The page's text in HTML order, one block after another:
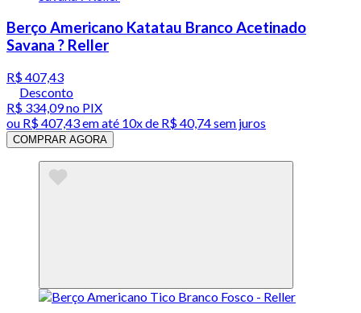
Berço Americano Katatau Branco Acetinado
Savana ? Reller
R$ 407,43
Desconto
R$ 334,09no PIX
ou R$ 407,43em até 10x de R$ 40,74 sem juros
COMPRAR AGORA